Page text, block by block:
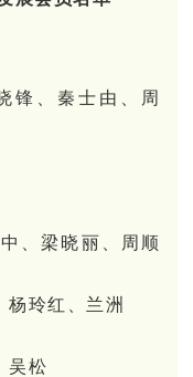
锋、秦士由、周
、梁晓丽、周顺
杨玲红、兰洲
吴松